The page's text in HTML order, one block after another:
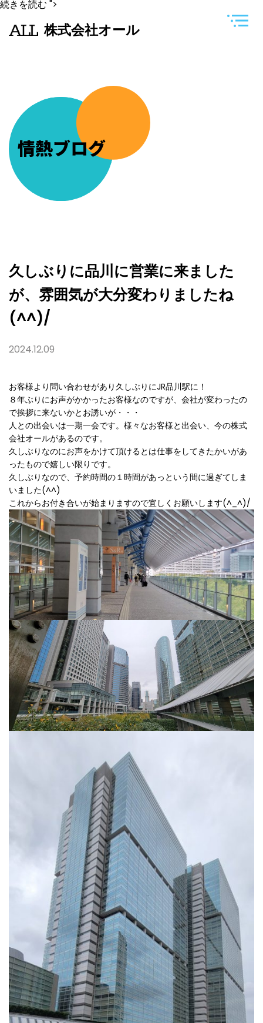
続きを読む 久
ぶ
り
に
が、
雰
分
ね
(^^)/
">
株式会社オール
情熱ブログ
久しぶりに品川に営業に来ました
が、雰囲気が大分変わりましたね
(^^)/
2024.12.09
お客様より問い合わせがあり久しぶりにJR品川駅に！
８年ぶりにお声がかかったお客様なのですが、会社が変わったの
で挨拶に来ないかとお誘いが・・・
人との出会いは一期一会です。様々なお客様と出会い、今の株式
会社オールがあるのです。
久しぶりなのにお声をかけて頂けるとは仕事をしてきたかいがあ
ったもので嬉しい限りです。
久しぶりなので、予約時間の１時間があっという間に過ぎてしま
いました(^^)
これからお付き合いが始まりますので宜しくお願いします(^_^)/